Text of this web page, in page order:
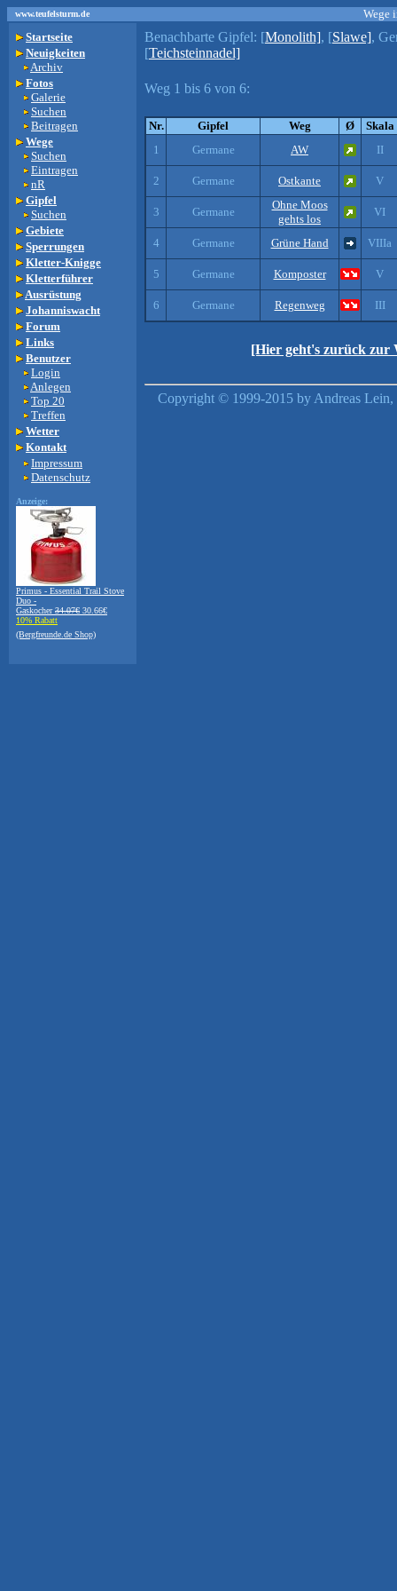
www.teufelsturm.de
Wege
Startseite
Neuigkeiten
Archiv
Fotos
Galerie
Suchen
Beitragen
Wege
Suchen
Eintragen
nR
Gipfel
Suchen
Gebiete
Sperrungen
Kletter-Knigge
Kletterführer
Ausrüstung
Johanniswacht
Forum
Links
Benutzer
Login
Anlegen
Top 20
Treffen
Wetter
Kontakt
Impressum
Datenschutz
Anzeige:
Primus - Essential Trail Stove
Duo -
Gaskocher34.07€ 30.66€
10% Rabatt
(Bergfreunde.de Shop)
Benachbarte Gipfel: [Monolith], [Slawe],
[Teichsteinnadel]
Weg 1 bis 6 von 6:
Nr. Gipfel Weg Ø
Skala
1
Germane AW II
2 Germane Ostkante V
3 Germane
Ohne Moos
gehts los
VI
4 Germane Grüne Hand VIIIa
5 Germane Komposter V
6 Germane Regenweg III
[Hier geht's zurück zur
Copyright © 1999-2015 by Andreas Lein,